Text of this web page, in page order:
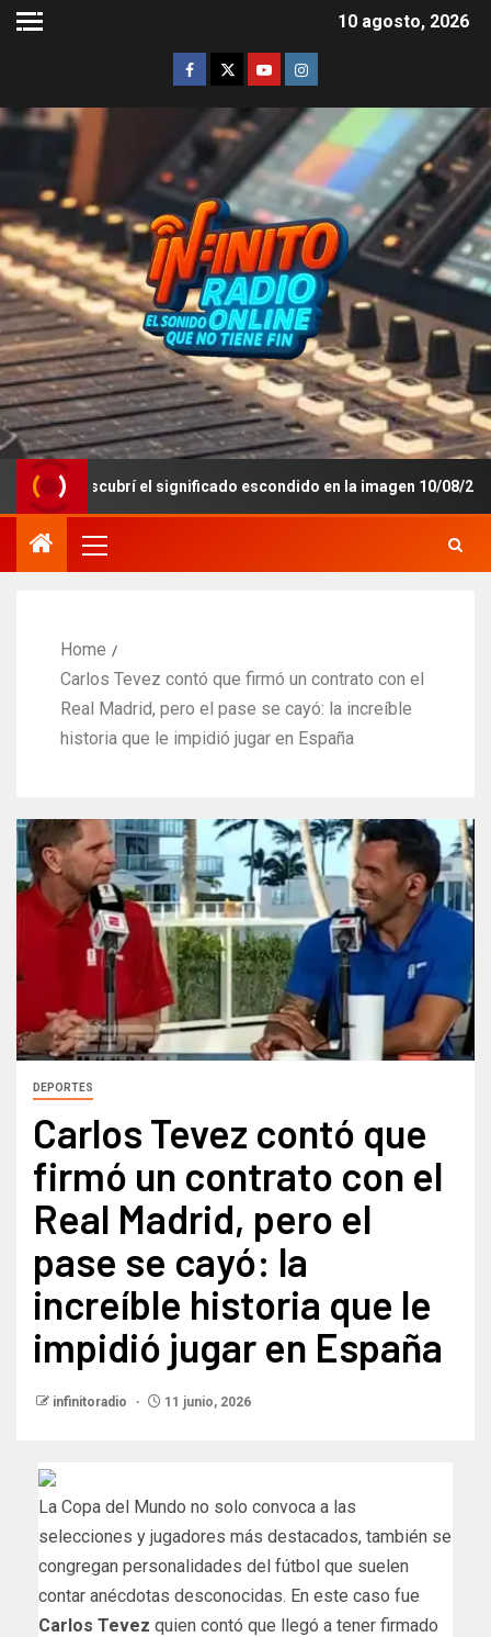
10 agosto, 2026
descubrí el significado escondido en la imagen 10/08/26
Home
Carlos Tevez contó que firmó un contrato con el
Real Madrid, pero el pase se cayó: la increíble
historia que le impidió jugar en España
DEPORTES
Carlos Tevez contó que
firmó un contrato con el
Real Madrid, pero el
pase se cayó: la
increíble historia que le
impidió jugar en España
infinitoradio 11 junio, 2026
La Copa del Mundo no solo convoca a las
selecciones y jugadores más destacados, también se
congregan personalidades del fútbol que suelen
contar anécdotas desconocidas. En este caso fue
Carlos Tevez quien contó que llegó a tener firmado